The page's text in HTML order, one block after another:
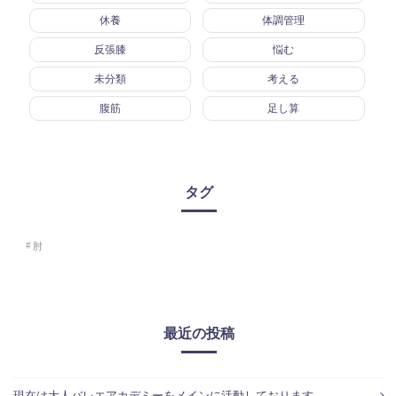
休養 体調管理
反張膝 悩む
未分類 考える
腹筋 足し算
タグ
肘
最近の投稿